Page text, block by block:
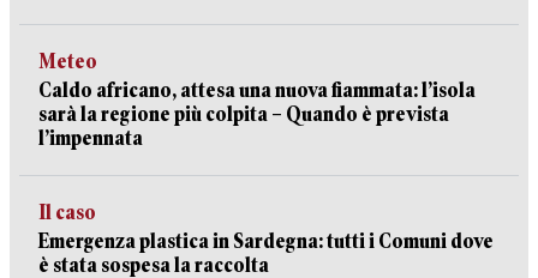
Meteo
Caldo africano, attesa una nuova fiammata: l’isola
sarà la regione più colpita – Quando è prevista
l’impennata
Il caso
Emergenza plastica in Sardegna: tutti i Comuni dove
è stata sospesa la raccolta